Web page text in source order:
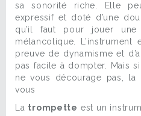
sa sonorité riche. Elle
expressif et doté d’une
qu’il faut pour jouer une
mélancolique.
preuve de dynamisme et
pas facile à dompter. Mais
ne vous décourage pas, la
vous
La trompette est un